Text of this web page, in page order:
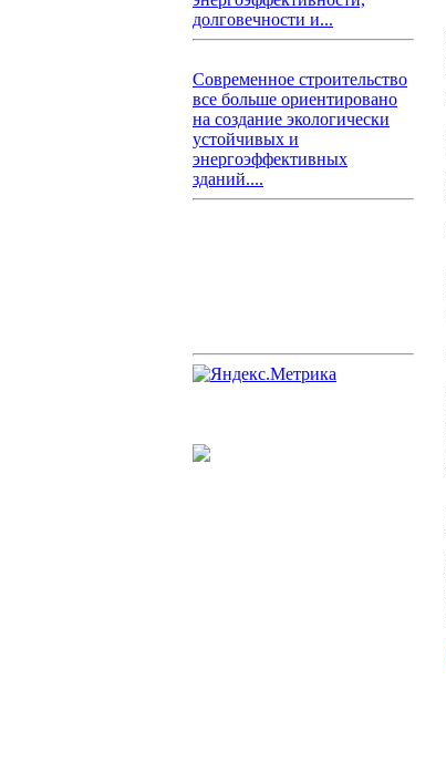
долговечности и...
Современное строительство
все больше ориентировано
на создание экологически
устойчивых и
энергоэффективных
зданий....